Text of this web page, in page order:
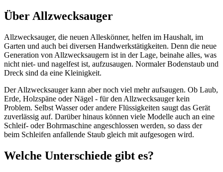
ÜberAllzwecksauger
Allzwecksauger, die neuen Alleskönner, helfen im Haushalt, im
Garten und auch bei diversen Handwerkstätigkeiten. Denn die neue
Generation von Allzwecksaugern ist in der Lage, beinahe alles, was
nicht niet- und nagelfest ist, aufzusaugen. Normaler Bodenstaub und
Dreck sind da eine Kleinigkeit.
Der Allzwecksauger kann aber noch viel mehr aufsaugen. Ob Laub,
Erde, Holzspäne oder Nägel - für den Allzwecksauger kein
Problem. Selbst Wasser oder andere Flüssigkeiten saugt das Gerät
zuverlässig auf. Darüber hinaus können viele Modelle auch an eine
Schleif- oder Bohrmaschine angeschlossen werden, so dass der
beim Schleifen anfallende Staub gleich mit aufgesogen wird.
Welche Unterschiede gibt es?